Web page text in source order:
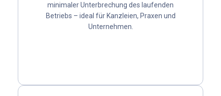
minimaler Unterbrechung des laufenden
Betriebs – ideal für Kanzleien, Praxen und
Unternehmen.